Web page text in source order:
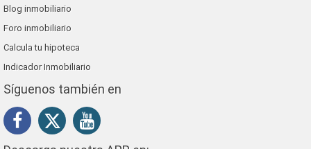
Blog inmobiliario
Foro inmobiliario
Calcula tu hipoteca
Indicador Inmobiliario
Síguenos también en